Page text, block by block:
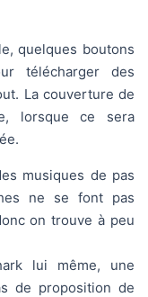
quelques boutons
télécharger des
La couverture de
lorsque ce sera
musiques de pas
ne se font pas
on trouve à peu
lui même, une
de proposition de